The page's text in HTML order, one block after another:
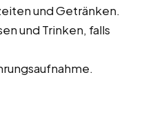
und Getränken.
und Trinken, falls